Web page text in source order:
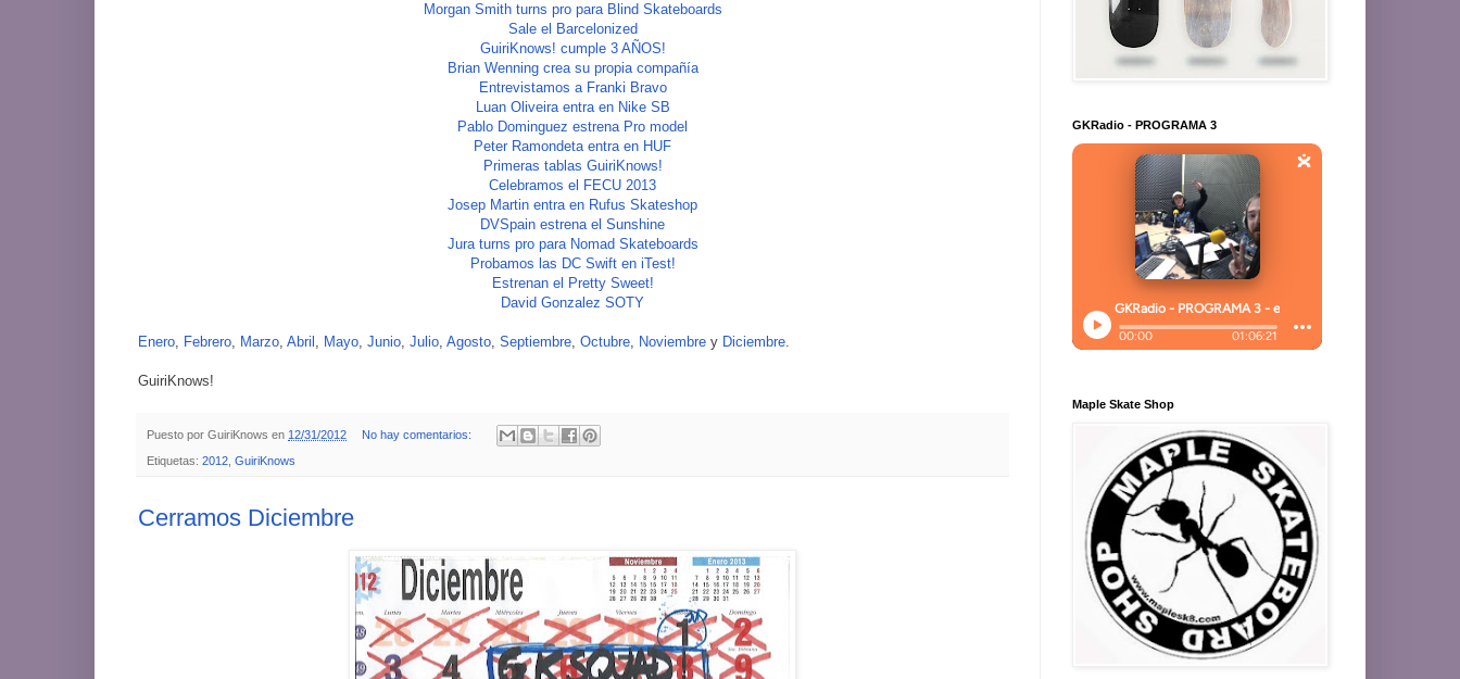
Morgan Smith turns pro para Blind Skateboards
Sale el Barcelonized
GuiriKnows! cumple 3 AÑOS!
Brian Wenning crea su propia compañía
Entrevistamos a Franki Bravo
Luan Oliveira entra en Nike SB
Pablo Dominguez estrena Pro model
Peter Ramondeta entra en HUF
Primeras tablas GuiriKnows!
Celebramos el FECU 2013
Josep Martin entra en Rufus Skateshop
DVSpain estrena el Sunshine
Jura turns pro para Nomad Skateboards
Probamos las DC Swift en iTest!
Estrenan el Pretty Sweet!
David Gonzalez SOTY
Enero, Febrero, Marzo, Abril , Mayo, Junio, Julio, Agosto, Septiembre, Octubre, Noviembre y Diciembre.
GuiriKnows!
Puesto por GuiriKnows en 12/31/2012 No hay comentarios:
Etiquetas: 2012 GuiriKnows
Cerramos Diciembre
GKRadio - PROGRAMA 3
Maple Skate Shop